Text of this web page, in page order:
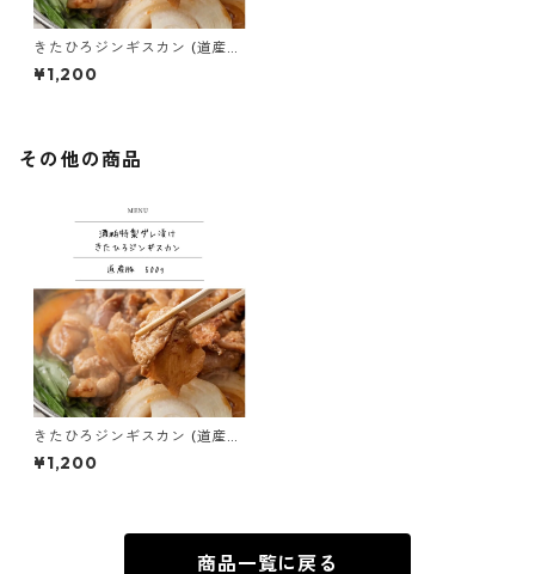
きたひろジンギスカン (道産
豚）
¥1,200
その他の商品
きたひろジンギスカン (道産
豚）
¥1,200
商品一覧に戻る